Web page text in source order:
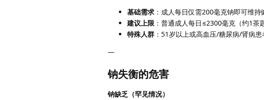
基础需求 ：成人每日仅需200毫克钠即可维持
建议上限 ：普通成人每日≤2300毫克（约1茶
特殊人群 ：51岁以上或高血压/糖尿病/肾病
—
钠失衡的危害
钠缺乏（罕见情况）